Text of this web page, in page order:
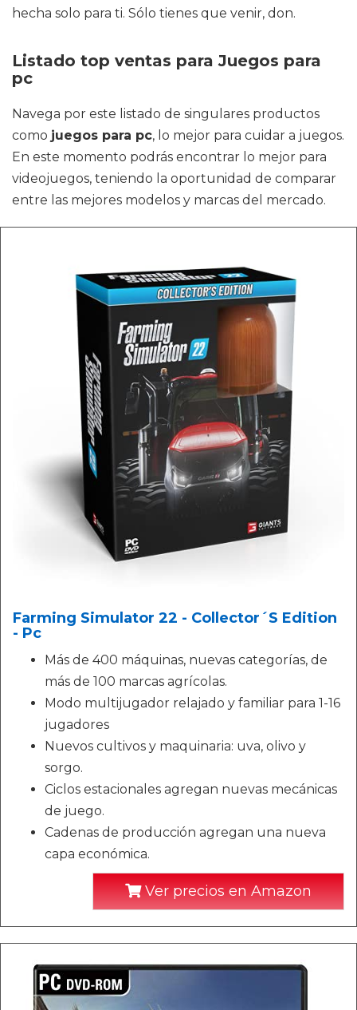
hecha solo para ti. Sólo tienes que venir, don.
Listado top ventas para Juegos para
pc
Navega por este listado de singulares productos
como juegos para pc, lo mejor para cuidar a juegos.
En este momento podrás encontrar lo mejor para
videojuegos, teniendo la oportunidad de comparar
entre las mejores modelos y marcas del mercado.
Farming Simulator 22 - Collector´S Edition
- Pc
Más de 400 máquinas, nuevas categorías, de
más de 100 marcas agrícolas.
Modo multijugador relajado y familiar para 1-16
jugadores
Nuevos cultivos y maquinaria: uva, olivo y
sorgo.
Ciclos estacionales agregan nuevas mecánicas
de juego.
Cadenas de producción agregan una nueva
capa económica.
Ver precios en Amazon